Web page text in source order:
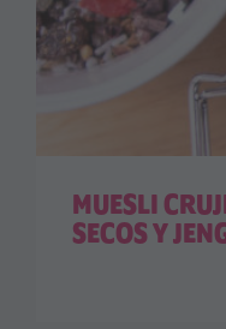
MUESLI
SECOS Y